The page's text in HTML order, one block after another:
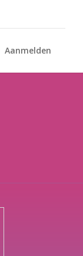
Aanmelden